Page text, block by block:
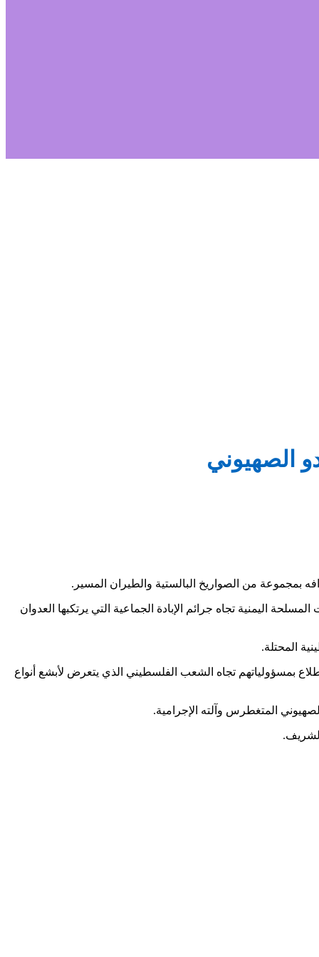
الصهيوني
بمجموعة من الصواريخ البالستية والطيران المسير.
اليمنية تجاه جرائم الإبادة الجماعية التي يرتكبها العدوان
المحتلة.
بمسؤولياتهم تجاه الشعب الفلسطيني الذي يتعرض لأبشع أنواع
المتغطرس وآلته الإجرامية.